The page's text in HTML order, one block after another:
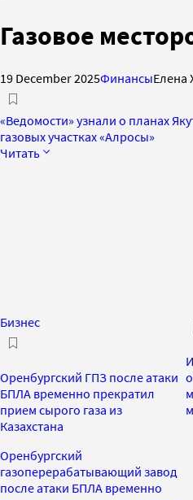
Газовое
19 December 2025ФинансыЕлена
«Ведомости» узнали о планах
газовых участках «Алросы»
Читать
Бизнес
Оренбургский ГПЗ после атаки
БПЛА временно прекратил
прием сырого газа из
Казахстана
Оренбургский
газоперерабатывающий завод
после атаки БПЛА временно